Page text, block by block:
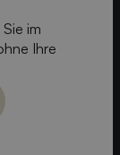
im
Ihre